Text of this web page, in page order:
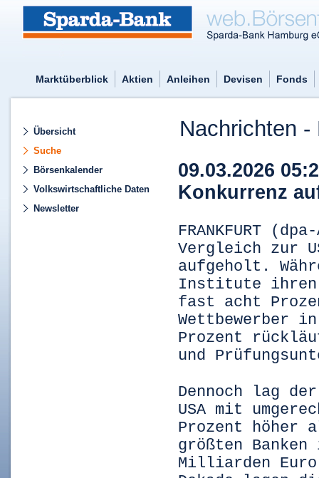
Marktüberblick Aktien Anleihen Devisen Fonds
Übersicht
Suche
Börsenkalender
Volkswirtschaftliche Daten
Newsletter
Nachrichten
09.03.2026
Konkurrenz
FRANKFURT
Vergleich zur
aufgeholt.
Institute ihren
fast acht
Wettbewerber
Prozent
und
Dennoch lag
USA mit
Prozent höher
größten
Milliarden Euro